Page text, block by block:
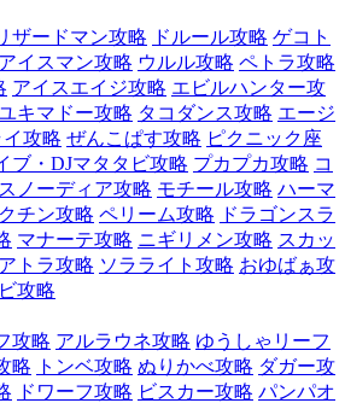
ザードマン攻略 ドルール攻略 ゲコト
アイスマン攻略 ウルル攻略 ペトラ攻略
アイスエイジ攻略 エビルハンター攻
キマドー攻略 タコダンス攻略 エージ
攻略 ぜんこぱす攻略 ピクニック座
ブ・DJマタタビ攻略 プカプカ攻略 コ
スノーディア攻略 モチール攻略 ハーマ
チン攻略 ペリーム攻略 ドラゴンスラ
マナーテ攻略 ニギリメン攻略 スカッ
アトラ攻略 ソラライト攻略 おゆばぁ攻
攻略
攻略 アルラウネ攻略 ゆうしゃリーフ
略 トンベ攻略 ぬりかべ攻略 ダガー攻
ドワーフ攻略 ビスカー攻略 パンパオ